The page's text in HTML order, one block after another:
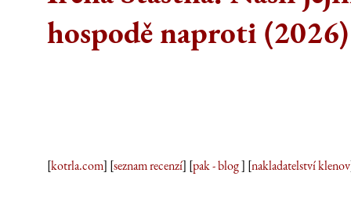
hospodě naproti (2026)
[kotrla.com] [seznam recenzí] [pak - blog] [nakladatelství klenov